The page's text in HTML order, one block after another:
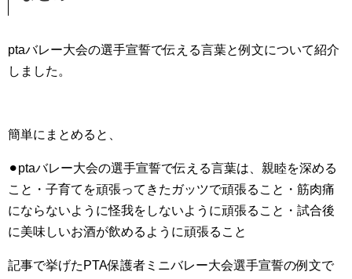
ptaバレー大会の選手宣誓で伝える言葉と例文について紹介
しました。
簡単にまとめると、
⚫︎ptaバレー大会の選手宣誓で伝える言葉は、親睦を深める
こと・子育てを頑張ってきたガッツで頑張ること・筋肉痛
にならないように怪我をしないように頑張ること・試合後
に美味しいお酒が飲めるように頑張ること
記事で挙げたPTA保護者ミニバレー大会選手宣誓の例文で